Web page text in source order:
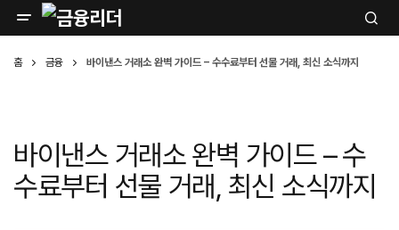
홈 금융 바이낸스 거래소 완벽 가이드 – 수수료부터 선물 거래, 최신 소식까지
바이낸스 거래소 완벽 가이드 – 수
수료부터 선물 거래, 최신 소식까지